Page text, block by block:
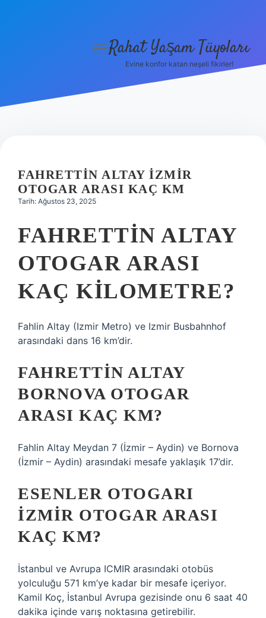
Hakkımızda
menüyü
Rahat Yaşam Tüyoları
Evine konfor katan neşeli fikirler!
FAHRETTIN ALTAY İZMIR
OTOGAR ARASI KAÇ KM
Tarih: Ağustos 23, 2025
FAHRETTIN ALTAY
OTOGAR ARASI
KAÇ KILOMETRE?
Fahlin Altay (Izmir Metro) ve Izmir Busbahnhof
arasındaki dans 16 km’dir.
FAHRETTIN ALTAY
BORNOVA OTOGAR
ARASI KAÇ KM?
Fahlin Altay Meydan 7 (İzmir – Aydin) ve Bornova
(İzmir – Aydin) arasındaki mesafe yaklaşık 17’dir.
ESENLER OTOGARI
İZMIR OTOGAR ARASI
KAÇ KM?
İstanbul ve Avrupa ICMIR arasındaki otobüs
yolculuğu 571 km’ye kadar bir mesafe içeriyor.
Kamil Koç, İstanbul Avrupa gezisinde onu 6 saat 40
dakika içinde varış noktasına getirebilir.